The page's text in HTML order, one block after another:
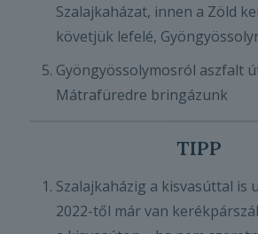
Szalajkaházat, innen a Zöld
követjük lefelé,
Gyöngyössolymosról aszfalt
Mátrafüredre bringázunk
TIPP
Szalajkaházig a kisvasúttal is
2022-től már van